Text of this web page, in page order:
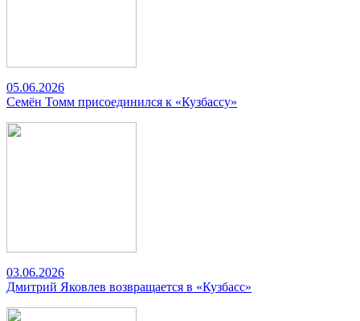
05.06.2026
Семён Томм присоединился к «Кузбассу»
03.06.2026
Дмитрий Яковлев возвращается в «Кузбасс»